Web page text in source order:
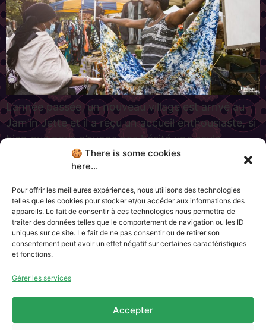
🍪 There is some cookies
here...
Pour offrir les meilleures expériences, nous utilisons des technologies
telles que les cookies pour stocker et/ou accéder aux informations des
appareils. Le fait de consentir à ces technologies nous permettra de
traiter des données telles que le comportement de navigation ou les ID
uniques sur ce site. Le fait de ne pas consentir ou de retirer son
consentement peut avoir un effet négatif sur certaines caractéristiques
et fonctions.
Gérer les services
Accepter
L’année passée, un nouveau village est arrivé au
Jam’in Jette et il a reçu un accueil enthousiaste, si
bien que nous n’avons pas hésité une seule
seconde à le faire revenir pour cette 11e édition, et
en plus grand ! Il est évidemment question du
Village Artisanal. Qu’est-ce qui est prévu ? C’est
une ribambelle […]